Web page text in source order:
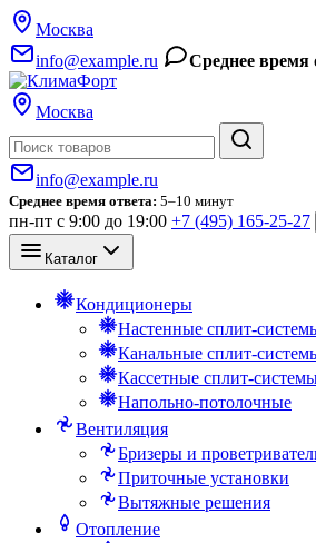
Москва
info@example.ru
Среднее время
Москва
info@example.ru
Среднее время ответа: 5–10 минут
пн-пт с 9:00 до 19:00 +7 (495) 165-25-27
Каталог
Кондиционеры
Настенные сплит-
Канальные сплит-
Кассетные сплит-
Напольно-потолочные
Вентиляция
Бризеры и
Приточные установки
Вытяжные решения
Отопление